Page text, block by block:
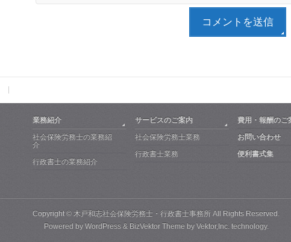
業務紹介
社会保険労務士の業務紹
介
行政書士の業務紹介
サービスのご案内
社会保険労務士業務
行政書士業務
費用・報酬のご
お問い合わせ
便利書式集
Copyright © 木戸和志社会保険労務士・行政書士事務所 All Rights Reserved.
Powered by WordPress& BizVektor Theme by Vektor,Inc.technology.